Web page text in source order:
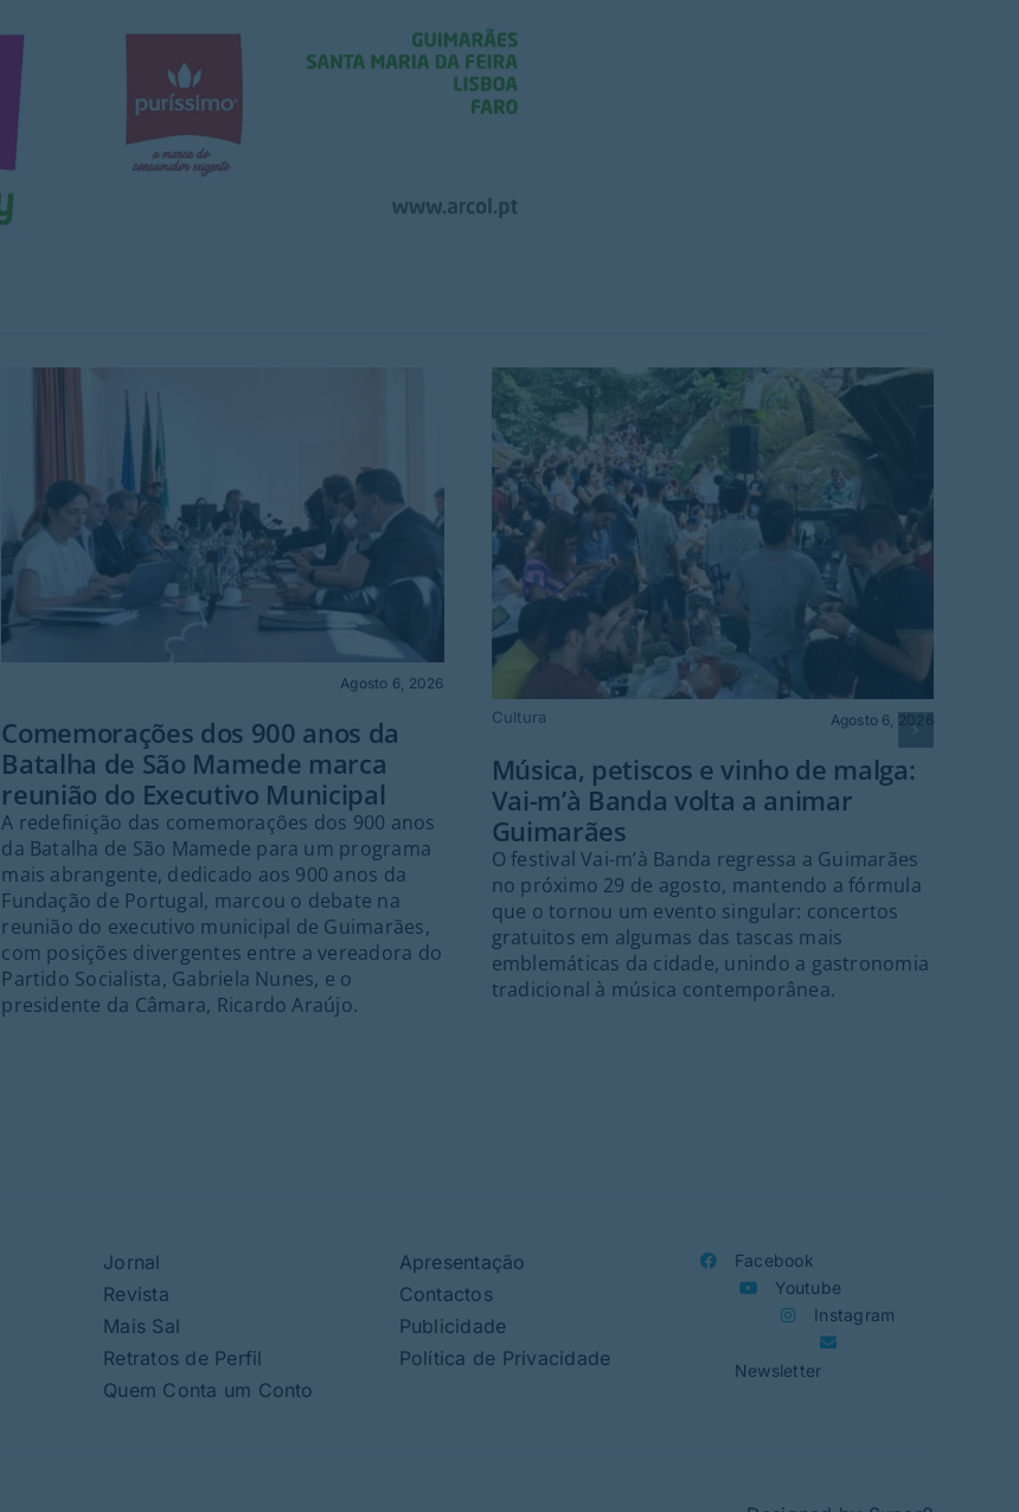
Agosto 6, 2026
Comemorações dos 900 anos da
Batalha de São Mamede marca
reunião do Executivo Municipal
A redefinição das comemorações dos 900 anos
da Batalha de São Mamede para um programa
mais abrangente, dedicado aos 900 anos da
Fundação de Portugal, marcou o debate na
reunião do executivo municipal de Guimarães,
com posições divergentes entre a vereadora do
Partido Socialista, Gabriela Nunes, e o
presidente da Câmara, Ricardo Araújo.
Cultura Agosto 6, 2026
Música, petiscos e vinho de malga:
Vai-m’à Banda volta a animar
Guimarães
O festival Vai-m’à Banda regressa a Guimarães
no próximo 29 de agosto, mantendo a fórmula
que o tornou um evento singular: concertos
gratuitos em algumas das tascas mais
emblemáticas da cidade, unindo a gastronomia
tradicional à música contemporânea.
Jornal
Revista
Mais Sal
Retratos de Perfil
Quem Conta um Conto
Apresentação
Contactos
Publicidade
Política de Privacidade
Facebook
Youtube
Instagram
Newsletter